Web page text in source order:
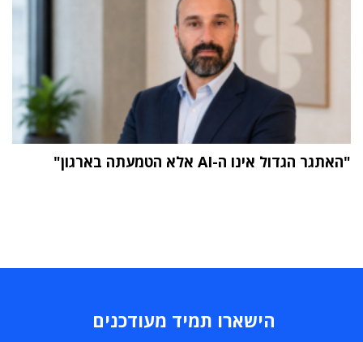
"האתגר הגדול אינו ה-AI אלא הטמעתה בארגון"
הישארו תמיד מעודכנים